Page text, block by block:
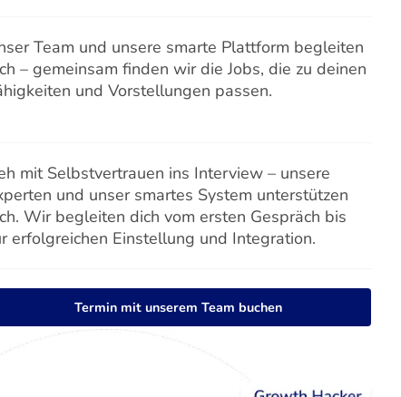
Team und unsere smarte Plattform begleiten
– gemeinsam finden wir die Jobs, die zu deinen
und Vorstellungen passen.
mit Selbstvertrauen ins Interview – unsere
und unser smartes System unterstützen
Wir begleiten dich vom ersten Gespräch bis
erfolgreichen Einstellung und Integration.
Termin mit unserem Team buchen